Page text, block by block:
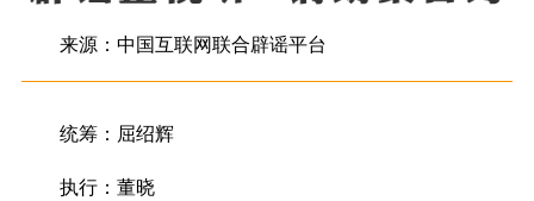
来源：中国互联网联合辟谣平台
统筹：屈绍辉
执行：董晓